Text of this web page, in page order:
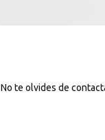
No te olvides de